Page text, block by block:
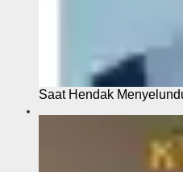
Saat Hendak